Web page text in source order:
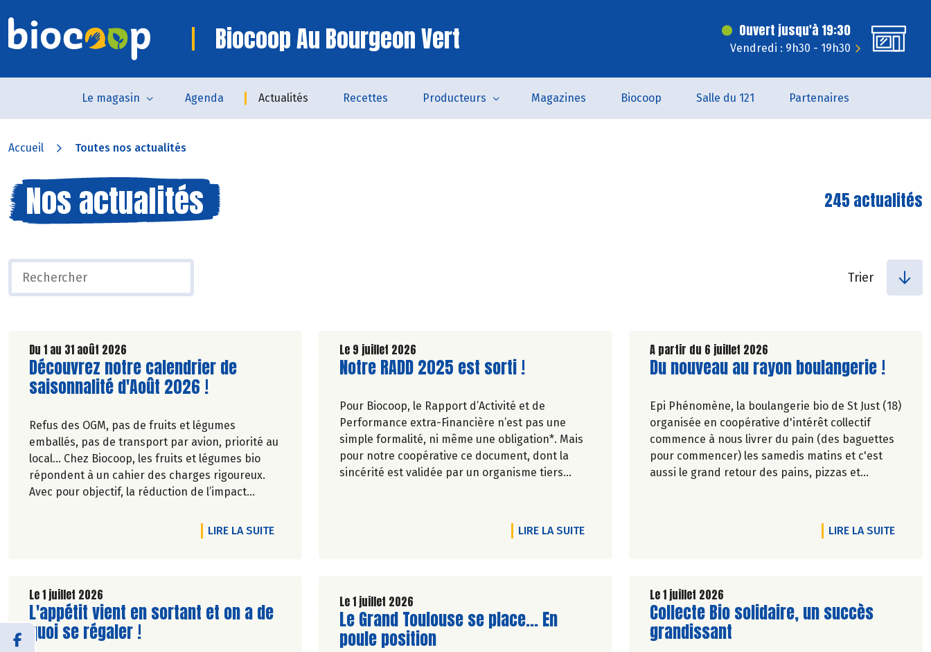
Biocoop Au Bourgeon Vert Ouvert jusqu'à 19:30
Vendredi : 9h30 - 19h30
Le magasin Agenda Actualités Recettes Producteurs Magazines Biocoop Salle du 121 Partenaires
Accueil Toutes nos actualités
Nos actualités 245 actualités
Trier
Du 1 au 31 août 2026
Lire la suite de l'article
Découvrez notre calendrier de
saisonnalité d'Août 2026 !
Refus des OGM, pas de fruits et légumes
emballés, pas de transport par avion, priorité au
local… Chez Biocoop, les fruits et légumes bio
répondent à un cahier des charges rigoureux.
Avec pour objectif, la réduction de l’impact
l’environnement. Parce que manger des produits
de qualité rime avec respect de la saisonnalité,
Découvrez celui d'Août 2026 !
LIRE LA SUITEDE L'ARTICLE DÉCOUVREZ NOTRE CALENDRIER DE SAISONNALITÉ D'AOÛT 2026 !
Le 9 juillet 2026
Lire la suite de l'article
Notre RADD 2025 est sorti !
Pour Biocoop, le Rapport d’Activité et de
Performance extra-Financière n’est pas une
simple formalité, ni même une obligation*. Mais
pour notre coopérative ce document, dont la
sincérité est validée par un organisme tiers
(Paysan.ne.s Associé.e.s, magasins...) et de nos
clients. Il contient un condensé des avancées
LIRE LA SUITEDE L'ARTICLE NOTRE RADD 2025 EST SORTI !
A partir du 6 juillet 2026
Lire la suite de l'article
Du nouveau au rayon boulangerie !
Epi Phénomène, la boulangerie bio de St Just (18)
organisée en coopérative d'intérêt collectif
commence à nous livrer du pain (des baguettes
pour commencer) les samedis matins et c'est
aussi le grand retour des pains, pizzas et
bio St Menoux (03) existe depuis 1982 et a été
sauvée par ses salariés en 2025. Elle est
LIRE LA SUITEDE
Le 1 juillet 2026
Lire la suite de l'article
L'appétit vient en sortant et on a de
quoi se régaler !
Le 1 juillet 2026
Lire la suite de l'article
Le Grand Toulouse se place... En
poule position
Le 1 juillet 2026
Lire la suite de l'article
Collecte Bio solidaire, un succès
grandissant